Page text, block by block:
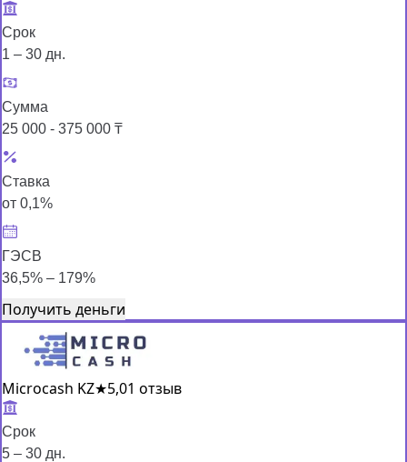
Срок
1 – 30 дн.
Сумма
25 000 - 375 000 ₸
Ставка
от 0,1%
ГЭСВ
36,5% – 179%
Получить деньги
Microcash KZ★5,01 отзыв
Срок
5 – 30 дн.